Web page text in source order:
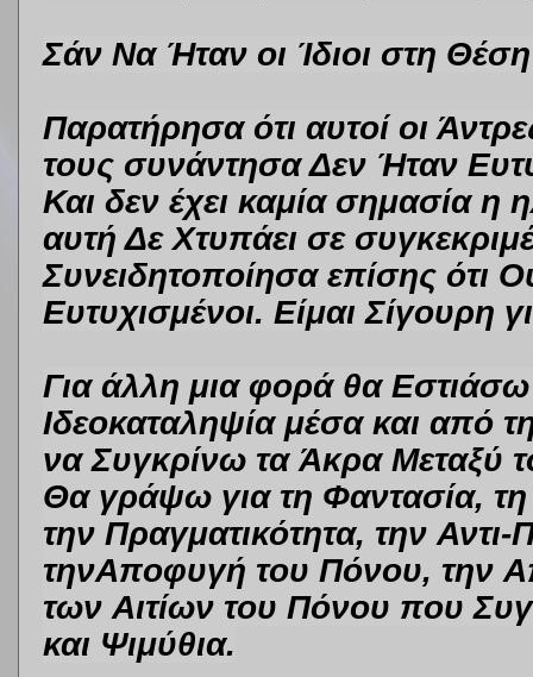
Σάν Να Ήταν οι Ίδιοι στη
Παρατήρησα ότι αυτοί οι
τους συνάντησα Δεν Ήταν
Και δεν έχει καμία σημασία η
αυτή Δε Χτυπάει σε
Συνειδητοποίησα επίσης ότι
Ευτυχισμένοι. Είμαι Σίγουρη
Για άλλη μια φορά θα
Ιδεοκαταληψία μέσα και από
ναΣυγκρίνω τα Άκρα Μεταξύ
Θα γράψω για τη Φαντασία,
την Πραγματικότητα, την Αντι-
τηνΑποφυγή του Πόνου, την
των Αιτίων του Πόνου που
και Ψιμύθια.